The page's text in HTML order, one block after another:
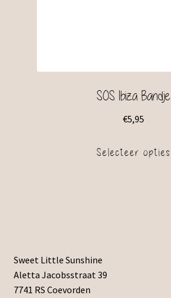
SOS Ibiza Bandje
€5,95
Selecteer opties
Sweet Little Sunshine
Aletta Jacobsstraat 39
7741 RS Coevorden